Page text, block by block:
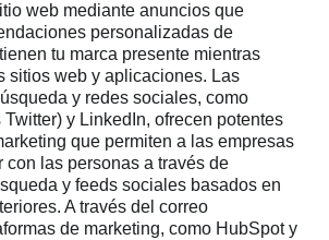
web mediante anuncios que
personalizadas de
tu marca presente mientras
sitios web y aplicaciones. Las
y redes sociales, como
y LinkedIn, ofrecen potentes
que permiten a las empresas
con las personas a través de
y feeds sociales basados en
A través del correo
de marketing, como HubSpot y